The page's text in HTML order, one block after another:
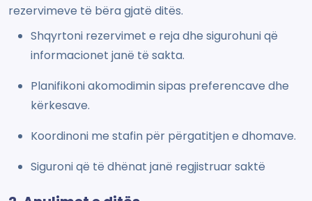
rezervimeve të bëra gjatë ditës.
Shqyrtoni rezervimet e reja dhe sigurohuni që
informacionet janë të sakta.
Planifikoni akomodimin sipas preferencave dhe
kërkesave.
Koordinoni me stafin për përgatitjen e dhomave.
Siguroni që të dhënat janë regjistruar saktë